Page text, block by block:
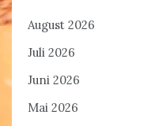
August 2026
Juli 2026
Juni 2026
Mai 2026